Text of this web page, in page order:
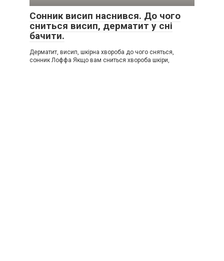
Сонник висип наснився. До чого
сниться висип, дерматит у сні
бачити.
Дерматит, висип, шкірна хвороба до чого сняться,
сонник Лоффа Якщо вам сниться хвороба шкіри,